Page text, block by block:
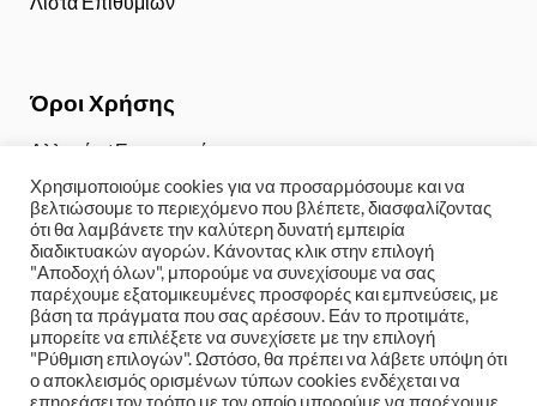
Όροι Χρήσης
Αλλαγές / Επιστροφές
Τρόποι Πληρωμής
Αποστολή / Παραλαβή
Πολιτική Απορρήτου
Copyright 2024 © Weddinge-shopKατασκευή eshop με
Χρησιμοποιούμε cookies για να προσαρμόσουμε και να
βελτιώσουμε το περιεχόμενο που βλέπετε, διασφαλίζοντας
ότι θα λαμβάνετε την καλύτερη δυνατή εμπειρία
διαδικτυακών αγορών. Κάνοντας κλικ στην επιλογή
"Αποδοχή όλων", μπορούμε να συνεχίσουμε να σας
παρέχουμε εξατομικευμένες προσφορές και εμπνεύσεις, με
βάση τα πράγματα που σας αρέσουν. Εάν το προτιμάτε,
μπορείτε να επιλέξετε να συνεχίσετε με την επιλογή
"Ρύθμιση επιλογών". Ωστόσο, θα πρέπει να λάβετε υπόψη ότι
ο αποκλεισμός ορισμένων τύπων cookies ενδέχεται να
επηρεάσει τον τρόπο με τον οποίο μπορούμε να παρέχουμε